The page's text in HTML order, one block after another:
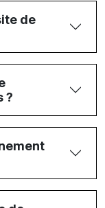
de
?